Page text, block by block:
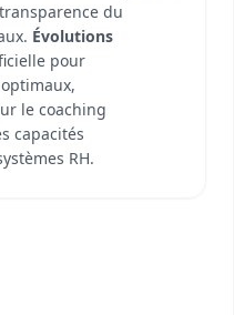
du
Évolutions
pour
le coaching
capacités
RH.